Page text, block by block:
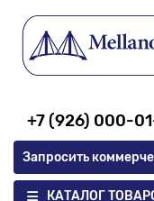
+7 (926) 000-
Запросить
КАТАЛОГ